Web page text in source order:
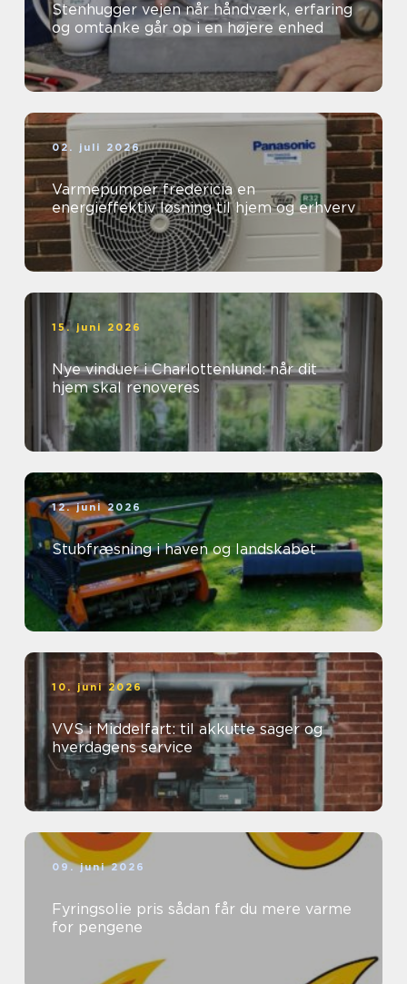
Stenhugger vejen når håndværk, erfaring
og omtanke går op i en højere enhed
02. juli 2026
Varmepumper fredericia en
energieffektiv løsning til hjem og erhverv
15. juni 2026
Nye vinduer i Charlottenlund: når dit
hjem skal renoveres
12. juni 2026
Stubfræsning i haven og landskabet
10. juni 2026
VVS i Middelfart: til akkutte sager og
hverdagens service
09. juni 2026
Fyringsolie pris sådan får du mere varme
for pengene